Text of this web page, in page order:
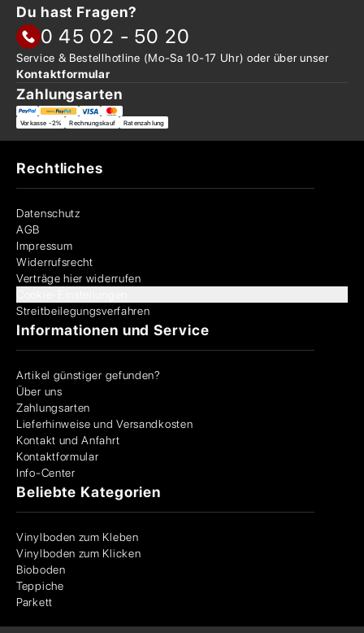
Du hast Fragen?
0 45 02 - 50 20
Service & Bestellhotline (Mo-Sa 10-17 Uhr) oder überunser
Kontaktformular
Zahlungsarten
Vorkasse -2% Rechnungskauf Ratenzahlung
Rechtliches
Datenschutz
AGB
Impressum
Widerrufsrecht
Verträge hier widerrufen
Streitbeilegungsverfahren
Informationen und Service
Artikel günstiger gefunden?
Über uns
Zahlungsarten
Lieferhinweise und Versandkosten
Kontakt und Anfahrt
Kontaktformular
Info-Center
Beliebte Kategorien
Vinylboden zum Kleben
Vinylboden zum Klicken
Bioboden
Teppiche
Parkett